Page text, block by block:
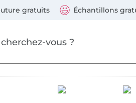
gratuits Échantillons
suivants : Visa, Mastercard,